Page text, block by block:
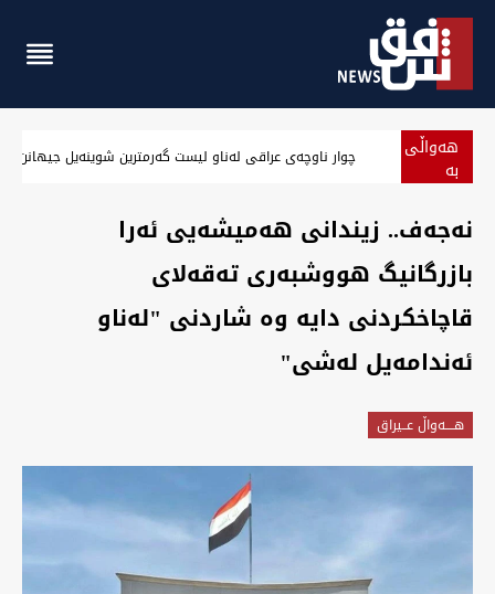
هەواڵی
بە ‏چوار ناوچەی عراقی لەناو لیست گەرمترین شوینەیل جیهانن لە ماوەی 24
‏نەجەف.. زیندانی هەمیشەیی ئەرا
بازرگانیگ هووشبەری تەقەلای
قاچاخکردنی دایە وە شاردنی "لەناو
ئەندامەیل لەشی"
هــــه‌واڵ عــیراق